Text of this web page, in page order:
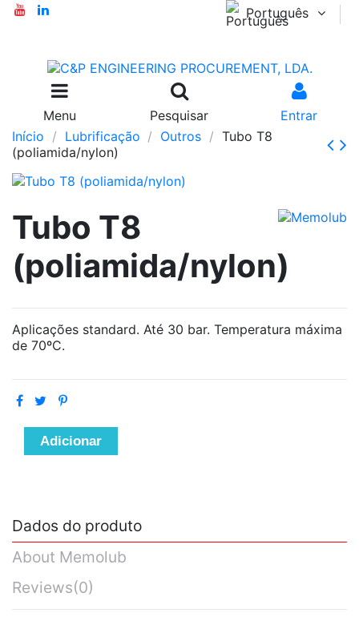
Português
Menu Pesquisar
Entrar
Início
Lubrificação Outros
Tubo T8
(poliamida/nylon)
Tubo T8
(poliamida/nylon)
Aplicações standard. Até 30 bar. Temperatura máxima
de 70ºC.
Adicionar
Dados do produto
About Memolub
Reviews(0)